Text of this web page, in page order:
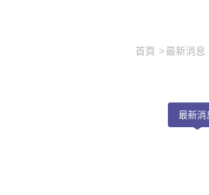
首頁 最新消息
最新消